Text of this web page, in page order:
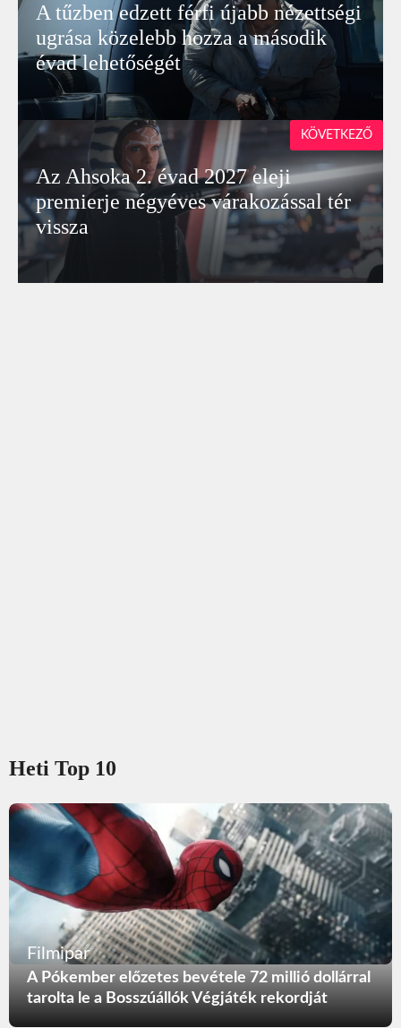
A tűzben edzett férfi újabb nézettségi
ugrása közelebb hozza a második
évad lehetőségét
Az Ahsoka 2. évad 2027 eleji
premierje négyéves várakozással tér
vissza
KÖVETKEZŐ
Heti Top 10
Filmipar
A Pókember előzetes bevétele 72 millió dollárral
tarolta le a Bosszúállók Végjáték rekordját